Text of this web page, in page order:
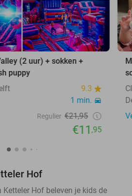
(2 uur) + sokken +
puppy
9.3
1 min.
Regulier €21,95
€11,95
Hof
Hof beleven je kids de